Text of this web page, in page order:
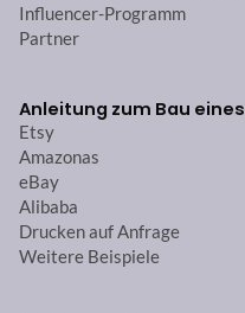
Influencer-Programm
Partner
Anleitung zum Bau eines
Etsy
Amazonas
eBay
Alibaba
Drucken auf Anfrage
Weitere Beispiele